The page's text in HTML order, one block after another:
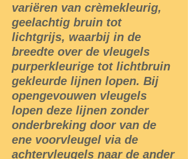
variëren van crèmekleurig,
geelachtig bruin tot
lichtgrijs, waarbij in de
breedte over de vleugels
purperkleurige tot lichtbruin
gekleurde lijnen lopen. Bij
opengevouwen vleugels
lopen deze lijnen zonder
onderbreking door van de
ene voorvleugel via de
achtervleugels naar de ander